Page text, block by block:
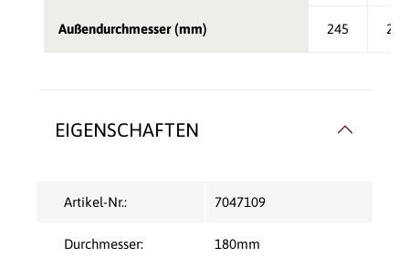
Außendurchmesser (mm) 245 265
EIGENSCHAFTEN
Artikel-Nr.: 7047109
Durchmesser: 180mm